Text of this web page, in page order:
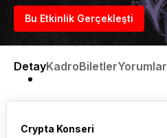
Bu Etkinlik Gerçekleşti
DetayKadroBiletlerYorumlar
Crypta Konseri